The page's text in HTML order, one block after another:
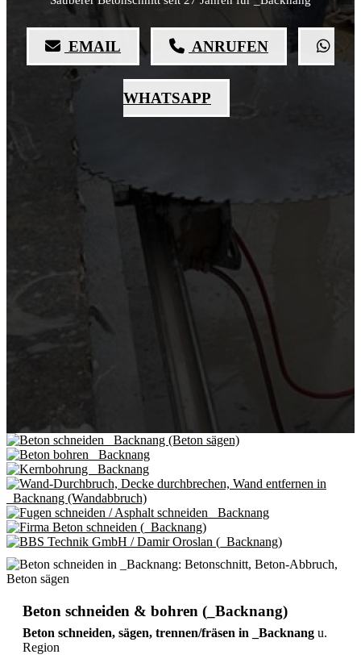
EMAIL ANRUFEN
WHATSAPP
Beton schneiden & bohren (_Backnang)
Beton schneiden, sägen, trennen/fräsen in _Backnang u.
Region